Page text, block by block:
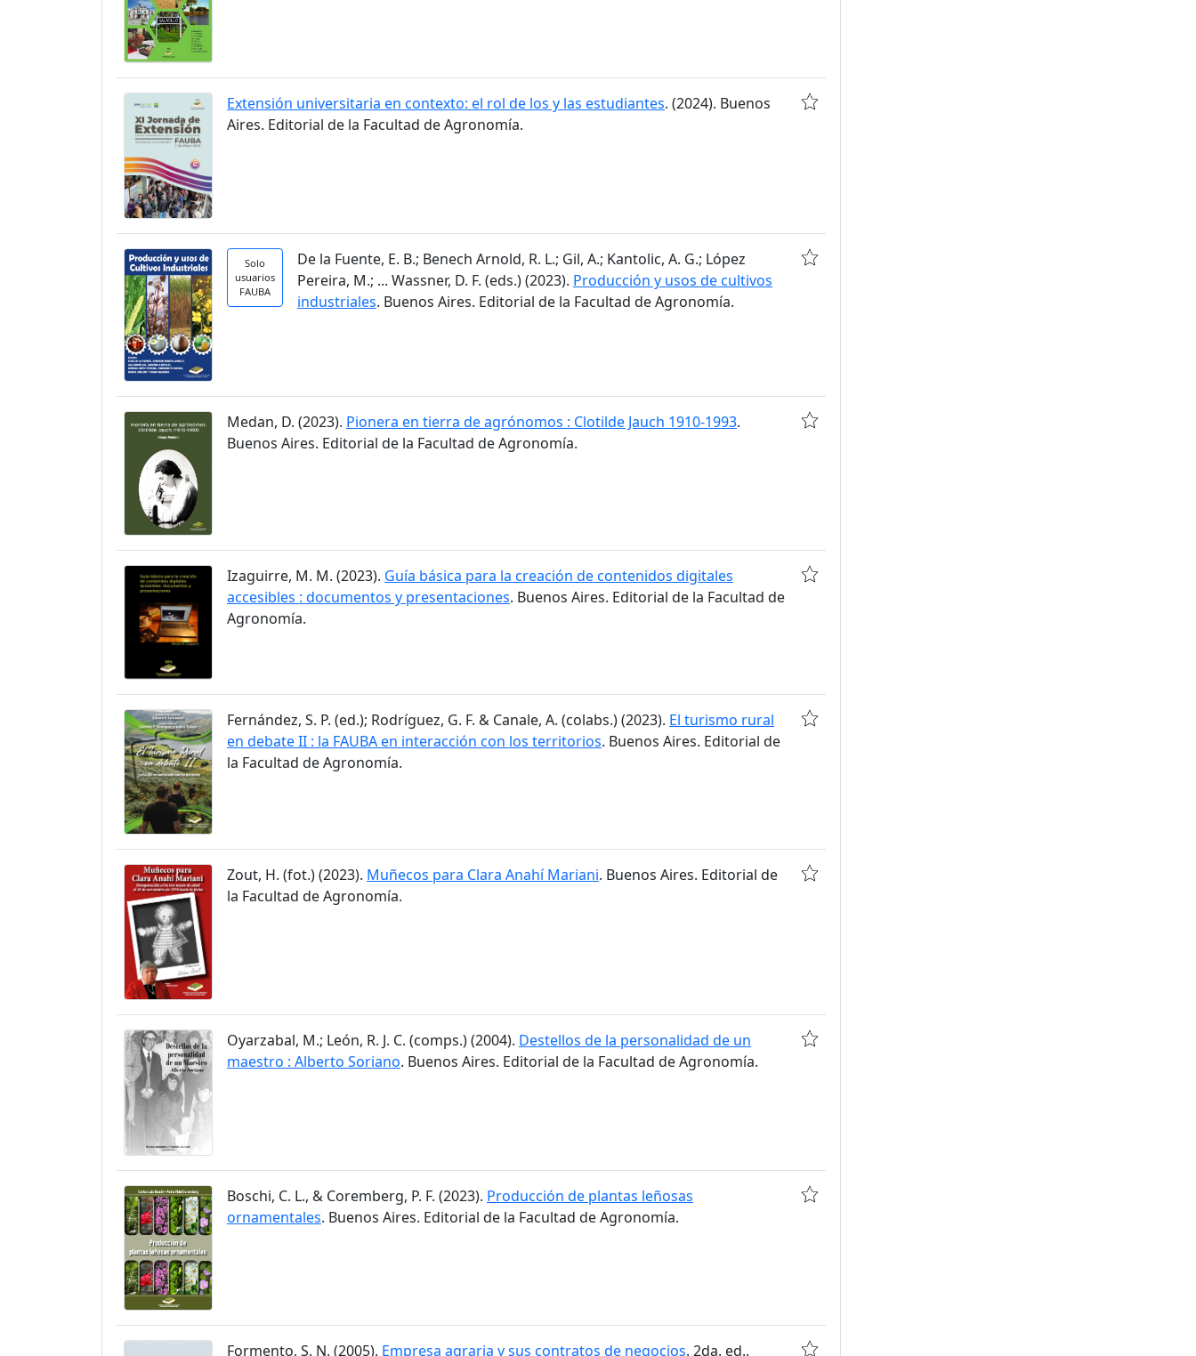
Extensión universitaria en contexto: el rol de los y las estudiantes. (2024). Buenos
Aires. Editorial de la Facultad de Agronomía.
Solo
usuarios
FAUBA
De la Fuente, E. B.; Benech Arnold, R. L.; Gil, A.; Kantolic, A. G.; López
Pereira, M.; ... Wassner, D. F. (eds.) (2023). Producción y usos de cultivos
industriales. Buenos Aires. Editorial de la Facultad de Agronomía.
Medan, D. (2023). Pionera en tierra de agrónomos : Clotilde Jauch 1910-1993.
Buenos Aires. Editorial de la Facultad de Agronomía.
Izaguirre, M. M. (2023). Guía básica para la creación de contenidos digitales
accesibles : documentos y presentaciones. Buenos Aires. Editorial de la Facultad de
Agronomía.
Fernández, S. P. (ed.); Rodríguez, G. F. & Canale, A. (colabs.) (2023). El turismo rural
en debate II : la FAUBA en interacción con los territorios. Buenos Aires. Editorial de
la Facultad de Agronomía.
Zout, H. (fot.) (2023). Muñecos para Clara Anahí Mariani. Buenos Aires. Editorial de
la Facultad de Agronomía.
Oyarzabal, M.; León, R. J. C. (comps.) (2004). Destellos de la personalidad de un
maestro : Alberto Soriano. Buenos Aires. Editorial de la Facultad de Agronomía.
Boschi, C. L., & Coremberg, P. F. (2023). Producción de plantas leñosas
ornamentales. Buenos Aires. Editorial de la Facultad de Agronomía.
Formento, S. N. (2005). Empresa agraria y sus contratos de negocios. 2da. ed..